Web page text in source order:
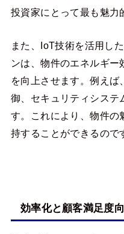
投資家にとって最も魅力
また、IoT技術を活用し
ンは、物件のエネルギ
を向上させます。例えば
御、セキュリティシステ
す。これにより、物件の
持することができるので
効率化と顧客満足度